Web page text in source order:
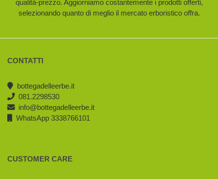
qualità-prezzo. Aggiorniamo costantemente i prodotti offerti,
selezionando quanto di meglio il mercato erboristico offra.
CONTATTI
bottegadelleerbe.it
081.2298530
info@bottegadelleerbe.it
WhatsApp 3338766101
CUSTOMER CARE